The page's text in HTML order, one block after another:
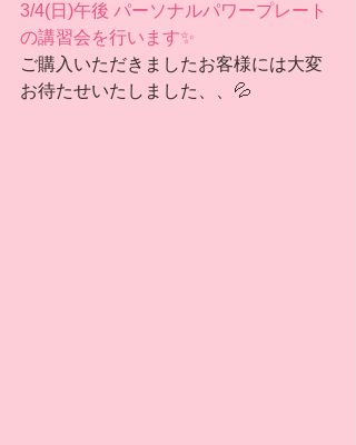
3/4(日)午後 パーソナルパワープレート
の講習会を行います✨
ご購入いただきましたお客様には大変
お待たせいたしました、、💦